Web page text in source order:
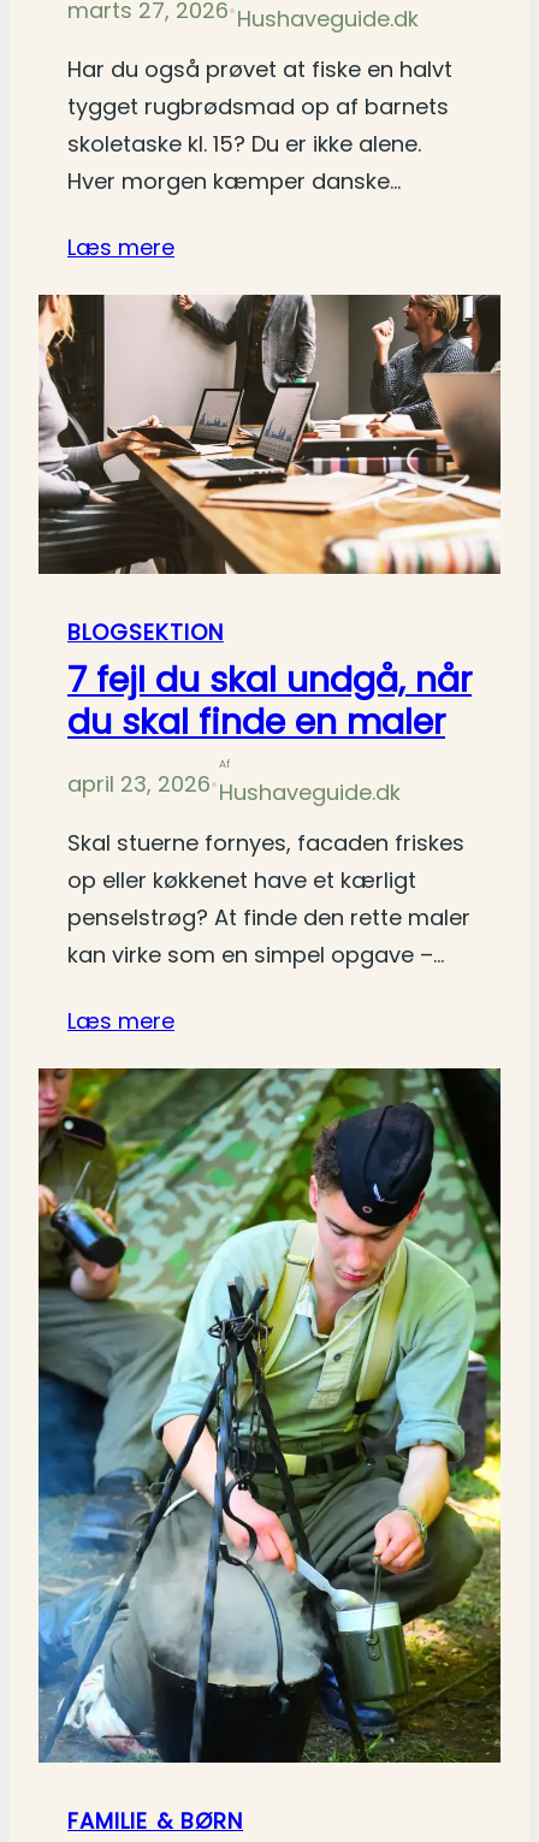
marts 27, 2026•Hushaveguide.dk
Har du også prøvet at fiske en halvt
tygget rugbrødsmad op af barnets
skoletaske kl. 15? Du er ikke alene.
Hver morgen kæmper danske…
Læs mere
BLOGSEKTION
7 fejl du skal undgå, når
du skal finde en maler
april 23, 2026•
Af
Hushaveguide.dk
Skal stuerne fornyes, facaden friskes
op eller køkkenet have et kærligt
penselstrøg? At finde den rette maler
kan virke som en simpel opgave –…
Læs mere
FAMILIE & BØRN